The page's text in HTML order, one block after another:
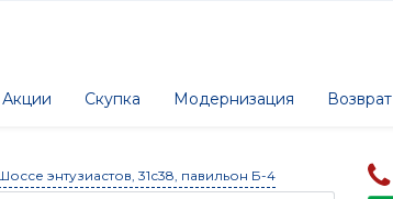
Акции Скупка Модернизация Возврат
энтузиастов, 31с38, павильон Б-4